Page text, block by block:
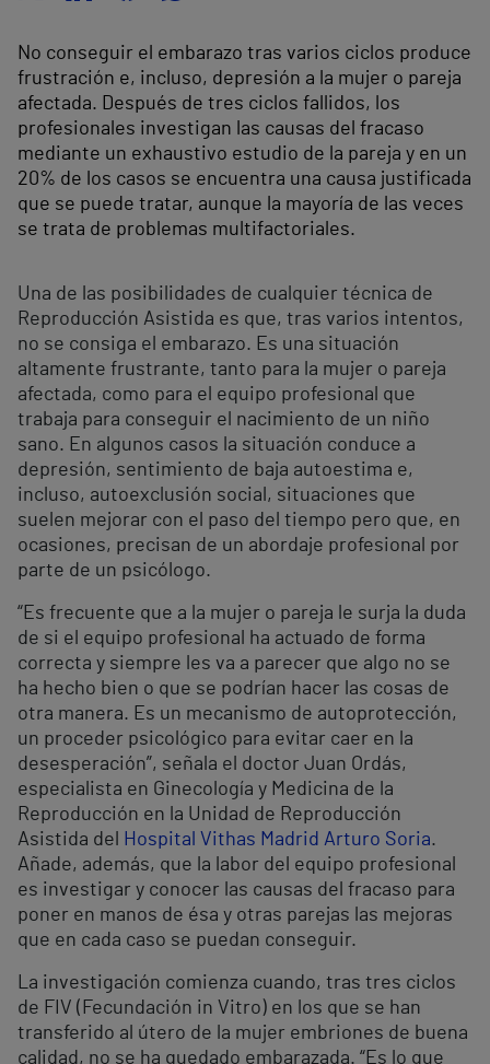
No conseguir el embarazo tras varios ciclos produce
frustración e, incluso, depresión a la mujer o pareja
afectada. Después de tres ciclos fallidos, los
profesionales investigan las causas del fracaso
mediante un exhaustivo estudio de la pareja y en un
20% de los casos se encuentra una causa justificada
que se puede tratar, aunque la mayoría de las veces
se trata de problemas multifactoriales.
Una de las posibilidades de cualquier técnica de
Reproducción Asistida es que, tras varios intentos,
no se consiga el embarazo. Es una situación
altamente frustrante, tanto para la mujer o pareja
afectada, como para el equipo profesional que
trabaja para conseguir el nacimiento de un niño
sano. En algunos casos la situación conduce a
depresión, sentimiento de baja autoestima e,
incluso, autoexclusión social, situaciones que
suelen mejorar con el paso del tiempo pero que, en
ocasiones, precisan de un abordaje profesional por
parte de un psicólogo.
“Es frecuente que a la mujer o pareja le surja la duda
de si el equipo profesional ha actuado de forma
correcta y siempre les va a parecer que algo no se
ha hecho bien o que se podrían hacer las cosas de
otra manera. Es un mecanismo de autoprotección,
un proceder psicológico para evitar caer en la
desesperación”, señala el doctor Juan Ordás,
especialista en Ginecología y Medicina de la
Reproducción en la Unidad de Reproducción
Asistida del
Hospital Vithas Madrid Arturo Soria.
Añade, además, que la labor del equipo profesional
es investigar y conocer las causas del fracaso para
poner en manos de ésa y otras parejas las mejoras
que en cada caso se puedan conseguir.
La investigación comienza cuando, tras tres ciclos
de FIV (Fecundación in Vitro) en los que se han
transferido al útero de la mujer embriones de buena
calidad, no se ha quedado embarazada. “Es lo que